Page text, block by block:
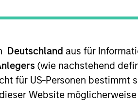
Deutschland aus für
(wie nachstehend
für US-Personen bestimmt
Website
complemented
knowledge,
or idiosyncratic